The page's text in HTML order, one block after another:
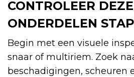
CONTROLEER DEZE
ONDERDELEN
Begin met een visuele
snaar of multiriem. Zoek
beschadigingen, scheuren